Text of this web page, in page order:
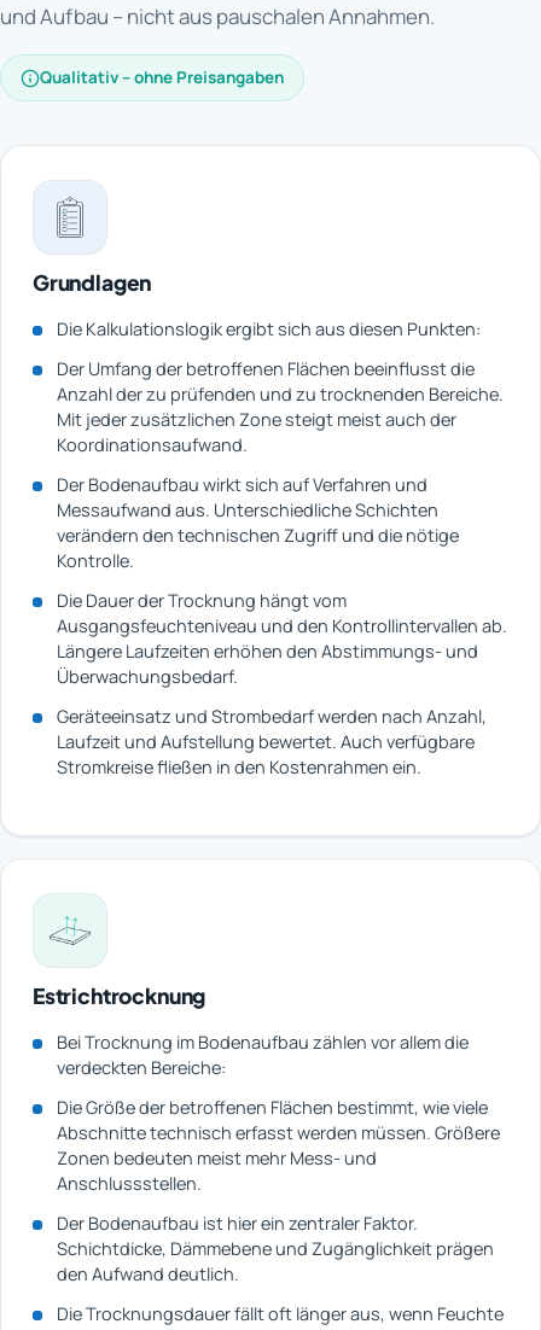
und Aufbau – nicht aus pauschalen Annahmen.
Qualitativ – ohne Preisangaben
Grundlagen
Die Kalkulationslogik ergibt sich aus diesen Punkten:
Der Umfang der betroffenen Flächen beeinflusst die
Anzahl der zu prüfenden und zu trocknenden Bereiche.
Mit jeder zusätzlichen Zone steigt meist auch der
Koordinationsaufwand.
Der Bodenaufbau wirkt sich auf Verfahren und
Messaufwand aus. Unterschiedliche Schichten
verändern den technischen Zugriff und die nötige
Kontrolle.
Die Dauer der Trocknung hängt vom
Ausgangsfeuchteniveau und den Kontrollintervallen ab.
Längere Laufzeiten erhöhen den Abstimmungs- und
Überwachungsbedarf.
Geräteeinsatz und Strombedarf werden nach Anzahl,
Laufzeit und Aufstellung bewertet. Auch verfügbare
Stromkreise fließen in den Kostenrahmen ein.
Estrichtrocknung
Bei Trocknung im Bodenaufbau zählen vor allem die
verdeckten Bereiche:
Die Größe der betroffenen Flächen bestimmt, wie viele
Abschnitte technisch erfasst werden müssen. Größere
Zonen bedeuten meist mehr Mess- und
Anschlussstellen.
Der Bodenaufbau ist hier ein zentraler Faktor.
Schichtdicke, Dämmebene und Zugänglichkeit prägen
den Aufwand deutlich.
Die Trocknungsdauer fällt oft länger aus, wenn Feuchte